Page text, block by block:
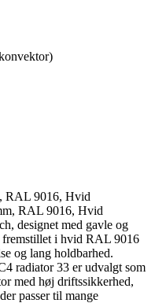
RAL 9016, Hvid
designet med gavle og
i hvid RAL 9016
og lang holdbarhed.
radiator 33 er udvalgt som
med høj driftssikkerhed,
passer til mange